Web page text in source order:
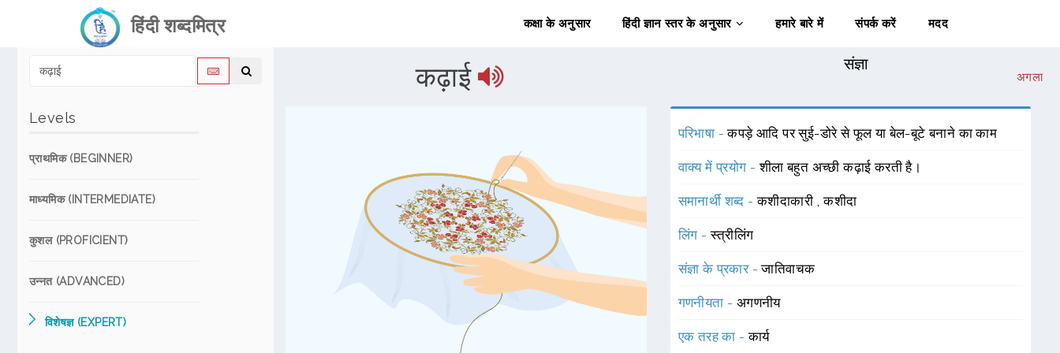
हिंदी शब्दमित्र कक्षा के अनुसार हिंदी ज्ञान स्तर के अनुसार हमारे बारे में संपर्क करें मदद
Levels
प्राथमिक (BEGINNER)
माध्यमिक (INTERMEDIATE)
कुशल (PROFICIENT)
उन्नत (ADVANCED)
विशेषज्ञ (EXPERT)
कढ़ाई संज्ञा
अगला
परिभाषा -कपड़े आदि पर सुई-डोरे से फूल या बेल-बूटे बनाने का काम
वाक्य में प्रयोग -शीला बहुत अच्छी कढ़ाई करती है।
समानार्थी शब्द -कशीदाकारी ,कशीदा
लिंग -स्त्रीलिंग
संज्ञा के प्रकार -जातिवाचक
गणनीयता - अगणनीय
एक तरह का -कार्य